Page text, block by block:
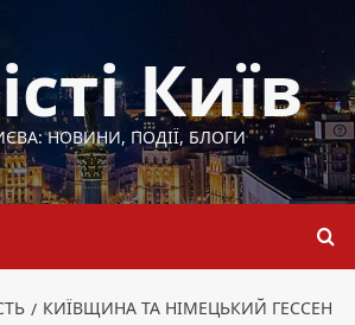
Київ
НОВИНИ, ПОДІЇ, БЛОГИ
КИЇВЩИНА ТА НІМЕЦЬКИЙ ГЕССЕН